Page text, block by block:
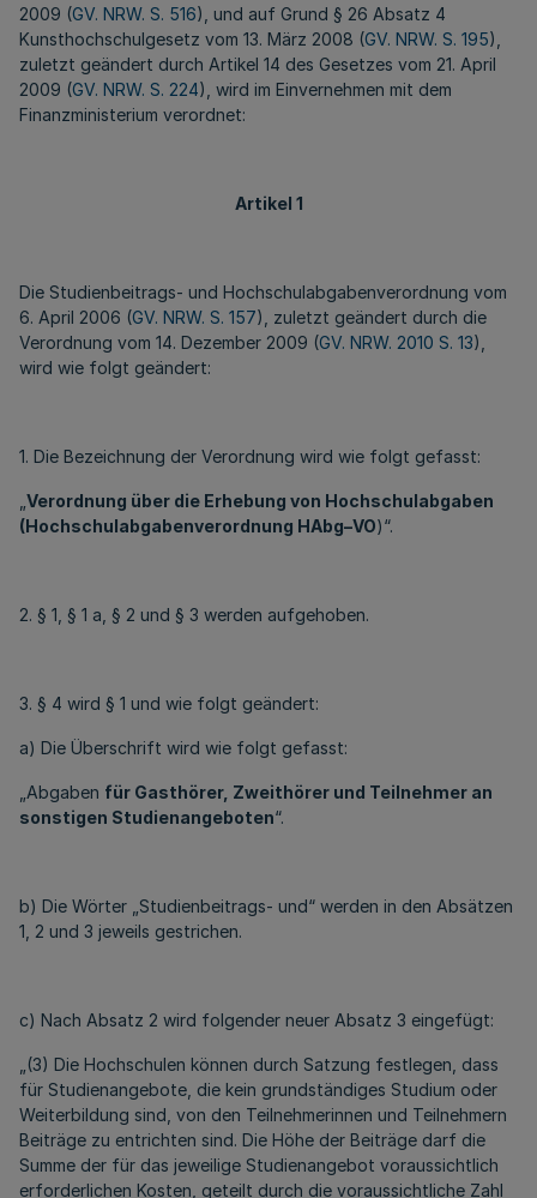
2009 (GV. NRW. S. 516), und auf Grund § 26 Absatz 4
Kunsthochschulgesetz vom 13. März 2008 (GV. NRW. S. 195),
zuletzt geändert durch Artikel 14 des Gesetzes vom 21. April
2009 (GV. NRW. S. 224), wird im Einvernehmen mit dem
Finanzministerium verordnet:
Artikel 1
Die Studienbeitrags- und Hochschulabgabenverordnung vom
6. April 2006 (GV. NRW. S. 157), zuletzt geändert durch die
Verordnung vom 14. Dezember 2009 (GV. NRW. 2010 S. 13),
wird wie folgt geändert:
1. Die Bezeichnung der Verordnung wird wie folgt gefasst:
Verordnung über die Erhebung von Hochschulabgaben
(Hochschulabgabenverordnung HAbg–VO)“.
2. § 1, § 1 a, § 2 und § 3 werden aufgehoben.
3. § 4 wird § 1 und wie folgt geändert:
a) Die Überschrift wird wie folgt gefasst:
„Abgaben für Gasthörer, Zweithörer und Teilnehmer an
sonstigen Studienangeboten“.
b) Die Wörter „Studienbeitrags- und“ werden in den Absätzen
1, 2 und 3 jeweils gestrichen.
c) Nach Absatz 2 wird folgender neuer Absatz 3 eingefügt:
„(3) Die Hochschulen können durch Satzung festlegen, dass
für Studienangebote, die kein grundständiges Studium oder
Weiterbildung sind, von den Teilnehmerinnen und Teilnehmern
Beiträge zu entrichten sind. Die Höhe der Beiträge darf die
Summe der für das jeweilige Studienangebot voraussichtlich
erforderlichen Kosten, geteilt durch die voraussichtliche Zahl